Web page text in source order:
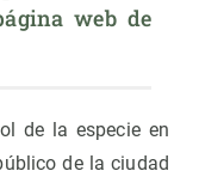
web de
de la especie en
de la ciudad